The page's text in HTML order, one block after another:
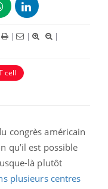
| |
|
cell
congrès américain
qu’il est possible
là plutôt
plusieurs centres